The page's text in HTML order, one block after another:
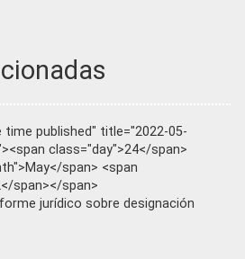
time published" title="2022-05-
class="day">24</span>
span> <span
span></span>
jurídico sobre designación